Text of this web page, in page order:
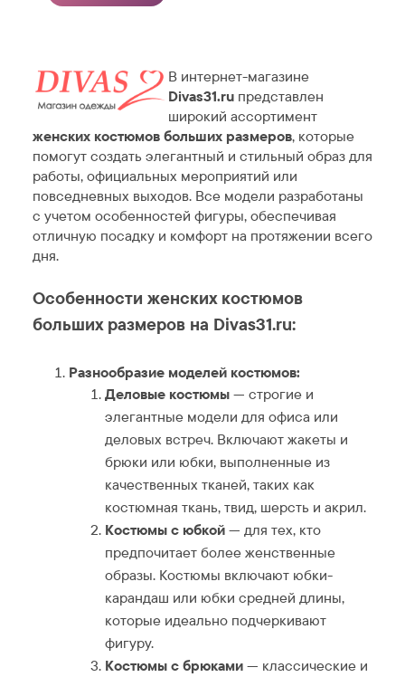
В интернет-магазине
Divas31.ru представлен
широкий ассортимент
женских костюмов больших размеров, которые
помогут создать элегантный и стильный образ для
работы, официальных мероприятий или
повседневных выходов. Все модели разработаны
с учетом особенностей фигуры, обеспечивая
отличную посадку и комфорт на протяжении всего
дня.
Особенности женских костюмов
больших размеров на Divas31.ru:
Разнообразие моделей костюмов:
Деловые костюмы— строгие и
элегантные модели для офиса или
деловых встреч. Включают жакеты и
брюки или юбки, выполненные из
качественных тканей, таких как
костюмная ткань, твид, шерсть и акрил.
Костюмы с юбкой— для тех, кто
предпочитает более женственные
образы. Костюмы включают юбки-
карандаш или юбки средней длины,
которые идеально подчеркивают
фигуру.
Костюмы с брюками— классические и